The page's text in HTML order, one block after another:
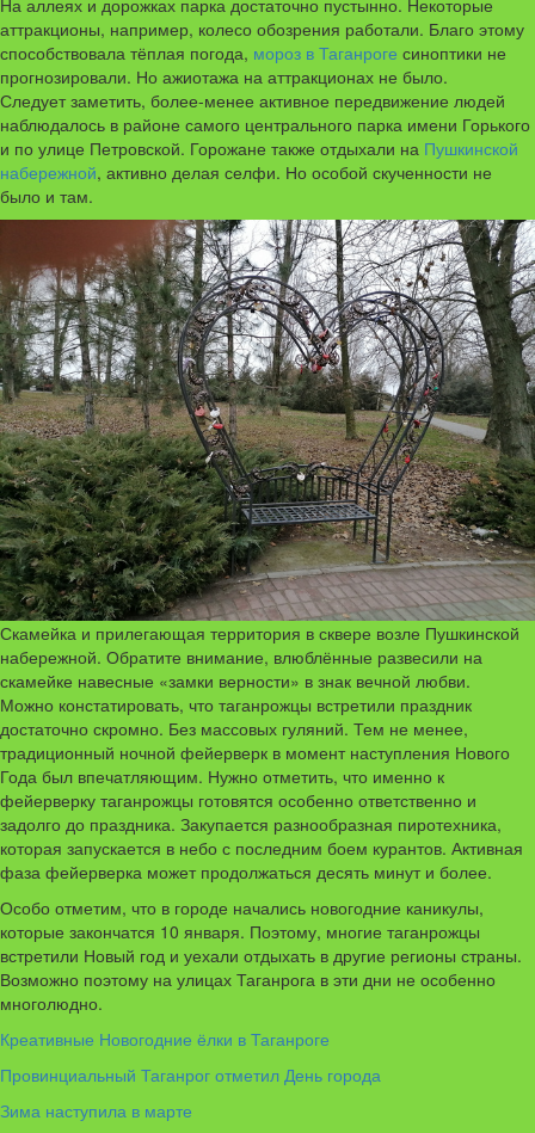
На аллеях и дорожках парка достаточно пустынно. Некоторые
аттракционы, например, колесо обозрения работали. Благо этому
способствовала тёплая погода, мороз в Таганроге синоптики не
прогнозировали. Но ажиотажа на аттракционах не было.
Следует заметить, более-менее активное передвижение людей
наблюдалось в районе самого центрального парка имени Горького
и по улице Петровской. Горожане также отдыхали на Пушкинской
набережной, активно делая селфи. Но особой скученности не
было и там.
Скамейка и прилегающая территория в сквере возле Пушкинской
набережной. Обратите внимание, влюблённые развесили на
скамейке навесные «замки верности» в знак вечной любви.
Можно констатировать, что таганрожцы встретили праздник
достаточно скромно. Без массовых гуляний. Тем не менее,
традиционный ночной фейерверк в момент наступления Нового
Года был впечатляющим. Нужно отметить, что именно к
фейерверку таганрожцы готовятся особенно ответственно и
задолго до праздника. Закупается разнообразная пиротехника,
которая запускается в небо с последним боем курантов. Активная
фаза фейерверка может продолжаться десять минут и более.
Особо отметим, что в городе начались новогодние каникулы,
которые закончатся 10 января. Поэтому, многие таганрожцы
встретили Новый год и уехали отдыхать в другие регионы страны.
Возможно поэтому на улицах Таганрога в эти дни не особенно
многолюдно.
Креативные Новогодние ёлки в Таганроге
Провинциальный Таганрог отметил День города
Зима наступила в марте